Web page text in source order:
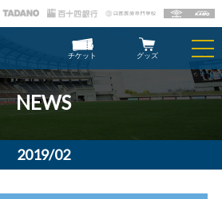
チケット グッズ
NEWS
2019/02